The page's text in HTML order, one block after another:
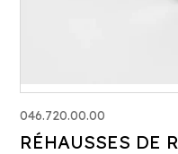
046.720.00.00
RÉHAUSSES DE